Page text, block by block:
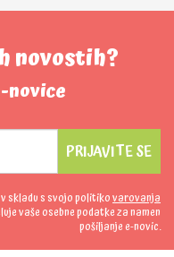
novostih?
novice
PRIJAVITE SE
skladu s svojo politikovarovanja
vaše osebne podatke za namen
pošiljanje e-novic.